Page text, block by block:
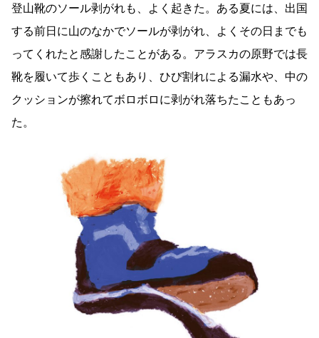
登山靴のソール剥がれも、よく起きた。ある夏には、出国
する前日に山のなかでソールが剥がれ、よくその日までも
ってくれたと感謝したことがある。アラスカの原野では長
靴を履いて歩くこともあり、ひび割れによる漏水や、中の
クッションが擦れてボロボロに剥がれ落ちたこともあっ
た。